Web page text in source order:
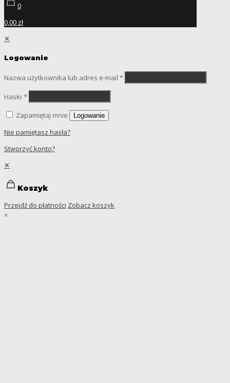
0
0,00 zł
✕
Logowanie
Nazwa użytkownika lub adres e-mail *
Hasło *
Zapamiętaj mnie
Logowanie
Nie pamiętasz hasła?
Stworzyć konto?
✕
Koszyk
Przejdź do płatności Zobacz koszyk
×